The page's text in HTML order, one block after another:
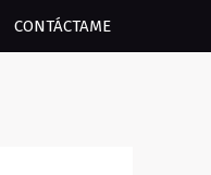
CONTÁCTAME